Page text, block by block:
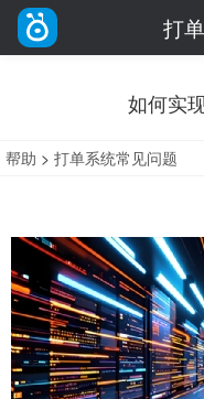
打
如何实
帮助 > 打单系统常见问题